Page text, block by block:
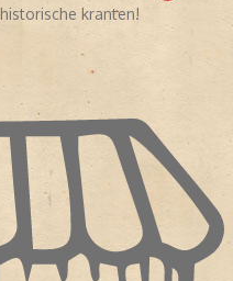
kranten!